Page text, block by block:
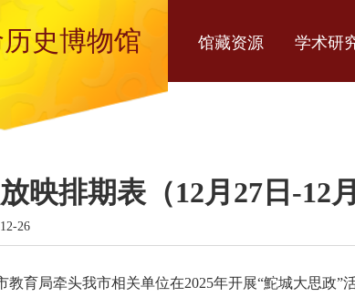
史博物馆 馆藏资源 学术研
排期表（12月27日-12月
26
育局牵头我市相关单位在2025年开展“鮀城大思政”